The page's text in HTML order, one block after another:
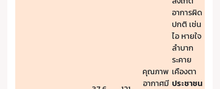
คุณภาพ
อากาศมี
อาการผิด
ปกติ เช่น
ไอ หายใจ
ลำบาก
ระคาย
เคืองตา
ประชาชน